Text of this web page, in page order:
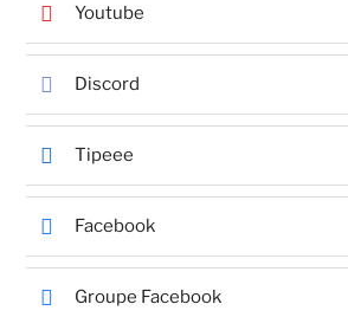
Youtube
Discord
Tipeee
Facebook
Groupe Facebook